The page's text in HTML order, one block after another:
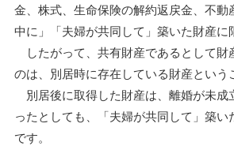
金、株式、生命保険の解約返戻金、不動
中に」「夫婦が共同して」築いた財産に
したがって、共有財産であるとして財
のは、別居時に存在している財産という
別居後に取得した財産は、離婚が未成
ったとしても、「夫婦が共同して」築い
です。